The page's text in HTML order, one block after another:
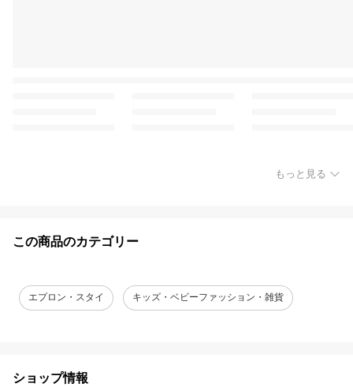
もっと見る
この商品のカテゴリー
エプロン・スタイ キッズ・ベビーファッション・雑貨
ショップ情報